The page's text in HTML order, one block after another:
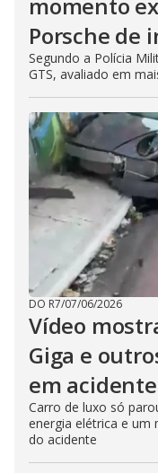
Porsche de
Segundo a Polícia
GTS, avaliado em
DO R7/07/06/2026
Vídeo
Giga e
em
Carro de luxo só
energia elétrica e um
do acidente